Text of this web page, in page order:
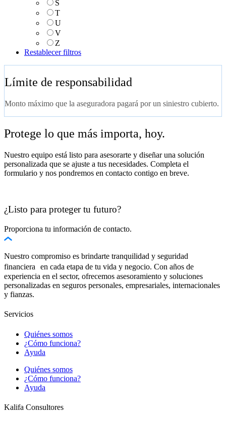
S
T
U
V
Z
Restablecer filtros
Límite de responsabilidad
Monto máximo que la aseguradora pagará por un siniestro cubierto.
Protege lo que más importa, hoy.
Nuestro equipo está listo para asesorarte y diseñar una solución
personalizada que se ajuste a tus necesidades. Completa el
formulario y nos pondremos en contacto contigo en breve.
¿Listo para proteger tu futuro?
Proporciona tu información de contacto.
Nuestro compromiso es brindarte tranquilidad y seguridad
financiera en cada etapa de tu vida y negocio. Con años de
experiencia en el sector, ofrecemos asesoramiento y soluciones
personalizadas en seguros personales, empresariales, internacionales
y fianzas.
Servicios
Quiénes somos
¿Cómo funciona?
Ayuda
Quiénes somos
¿Cómo funciona?
Ayuda
Kalifa Consultores